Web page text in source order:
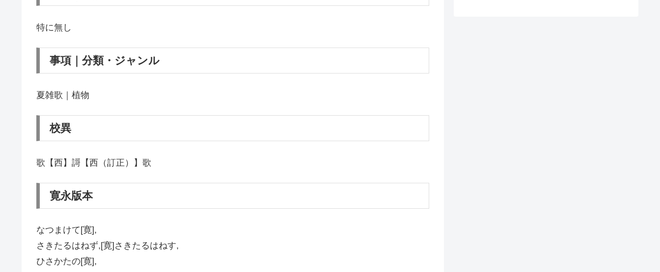
特に無し
事項｜分類・ジャンル
夏雑歌｜植物
校異
歌【西】謌【西（訂正）】歌
寛永版本
なつまけて[寛],
さきたるはねず,[寛]さきたるはねす,
ひさかたの[寛],